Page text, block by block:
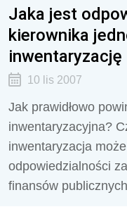
Jaka jest
kierownika
inwentaryzację
10 lis 2007
Jak prawidłowo
inwentaryzacyjna?
inwentaryzacja
odpowiedzialności
finansów